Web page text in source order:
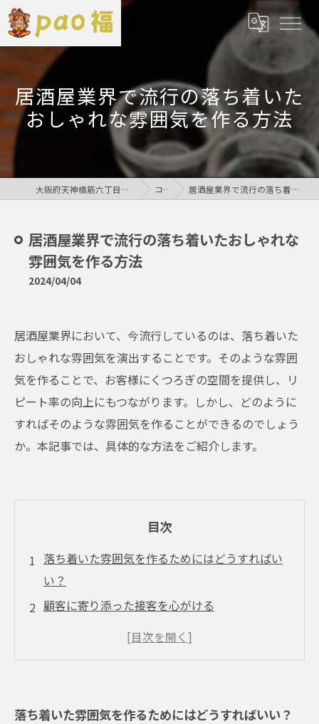
居酒屋業界で流行の落ち着いた
おしゃれな雰囲気を作る方法
大阪府天神橋筋六丁目の居酒屋なら鶏居酒屋pao福 コラム 居酒屋業界で流行の落ち着いたおしゃれな雰囲気を作る方法
居酒屋業界で流行の落ち着いたおしゃれな
雰囲気を作る方法
2024/04/04
居酒屋業界において、今流行しているのは、落ち着いた
おしゃれな雰囲気を演出することです。そのような雰囲
気を作ることで、お客様にくつろぎの空間を提供し、リ
ピート率の向上にもつながります。しかし、どのように
すればそのような雰囲気を作ることができるのでしょう
か。本記事では、具体的な方法をご紹介します。
目次
落ち着いた雰囲気を作るためにはどうすればい
い？
顧客に寄り添った接客を心がける
料理やドリンクの提供に工夫を凝らす
落ち着いた雰囲気を作るためにはどうすればいい？